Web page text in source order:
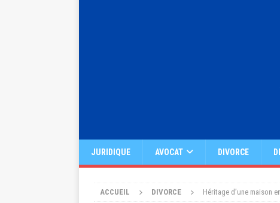
JURIDIQUE AVOCAT DIVORCE
ACCUEIL DIVORCE Héritage d’une maison